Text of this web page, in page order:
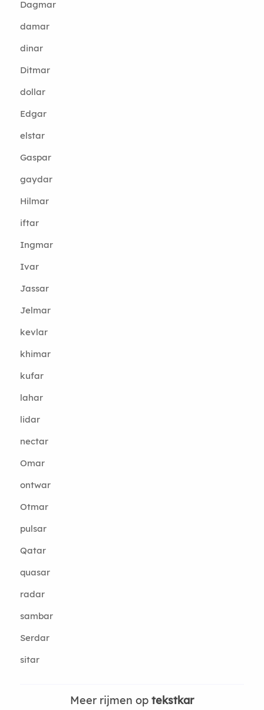
Dagmar
damar
dinar
Ditmar
dollar
Edgar
elstar
Gaspar
gaydar
Hilmar
iftar
Ingmar
Ivar
Jassar
Jelmar
kevlar
khimar
kufar
lahar
lidar
nectar
Omar
ontwar
Otmar
pulsar
Qatar
quasar
radar
sambar
Serdar
sitar
Meer rijmen op tekstkar